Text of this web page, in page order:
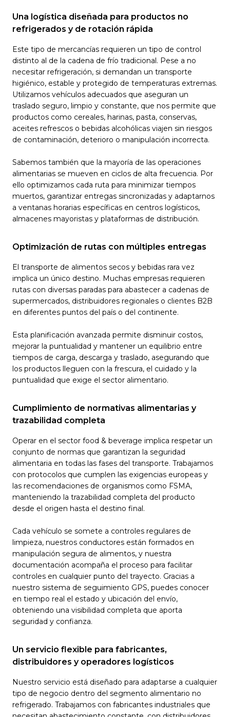
Una logística diseñada para productos no
refrigerados y de rotación rápida
Este tipo de mercancías requieren un tipo de control
distinto al de la cadena de frío tradicional. Pese a no
necesitar refrigeración, si demandan un transporte
higiénico, estable y protegido de temperaturas extremas.
Utilizamos vehículos adecuados que aseguran un
traslado seguro, limpio y constante, que nos permite que
productos como cereales, harinas, pasta, conservas,
aceites refrescos o bebidas alcohólicas viajen sin riesgos
de contaminación, deterioro o manipulación incorrecta.
Sabemos también que la mayoría de las operaciones
alimentarias se mueven en ciclos de alta frecuencia. Por
ello optimizamos cada ruta para minimizar tiempos
muertos, garantizar entregas sincronizadas y adaptarnos
a ventanas horarias específicas en centros logísticos,
almacenes mayoristas y plataformas de distribución.
Optimización de rutas con múltiples entregas
El transporte de alimentos secos y bebidas rara vez
implica un único destino. Muchas empresas requieren
rutas con diversas paradas para abastecer a cadenas de
supermercados, distribuidores regionales o clientes B2B
en diferentes puntos del país o del continente.
Esta planificación avanzada permite disminuir costos,
mejorar la puntualidad y mantener un equilibrio entre
tiempos de carga, descarga y traslado, asegurando que
los productos lleguen con la frescura, el cuidado y la
puntualidad que exige el sector alimentario.
Cumplimiento de normativas alimentarias y
trazabilidad completa
Operar en el sector food & beverage implica respetar un
conjunto de normas que garantizan la seguridad
alimentaria en todas las fases del transporte. Trabajamos
con protocolos que cumplen las exigencias europeas y
las recomendaciones de organismos como FSMA,
manteniendo la trazabilidad completa del producto
desde el origen hasta el destino final.
Cada vehículo se somete a controles regulares de
limpieza, nuestros conductores están formados en
manipulación segura de alimentos, y nuestra
documentación acompaña el proceso para facilitar
controles en cualquier punto del trayecto. Gracias a
nuestro sistema de seguimiento GPS, puedes conocer
en tiempo real el estado y ubicación del envío,
obteniendo una visibilidad completa que aporta
seguridad y confianza.
Un servicio flexible para fabricantes,
distribuidores y operadores logísticos
Nuestro servicio está diseñado para adaptarse a cualquier
tipo de negocio dentro del segmento alimentario no
refrigerado. Trabajamos con fabricantes industriales que